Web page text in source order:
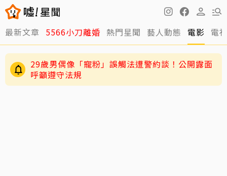
最新文章 5566小刀離婚 熱門星聞 藝人動態 電影 電
29歲男偶像「寵粉」誤觸法遭警約談！公開露面
呼籲遵守法規